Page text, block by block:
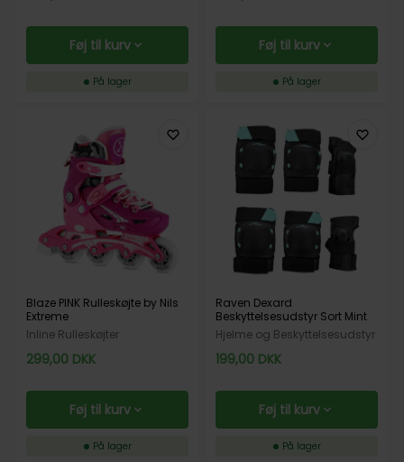
Føj til kurv
På lager
Føj til kurv
På lager
Blaze PINK Rulleskøjte by Nils
Extreme
Inline Rulleskøjter
299,00 DKK
Føj til kurv
På lager
Raven Dexard
Beskyttelsesudstyr Sort Mint
Hjelme og Beskyttelsesudstyr
199,00 DKK
Føj til kurv
På lager